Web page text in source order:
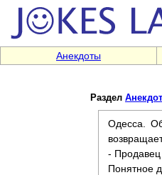
Анекдоты
Раздел
Одесса.
- Продавец
Понятное